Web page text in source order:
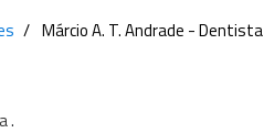
Márcio A. T. Andrade - Dentista
.